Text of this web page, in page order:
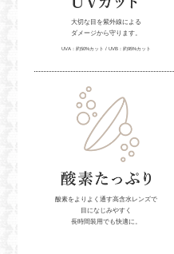
大切な目を紫外線による
ダメージから守ります。
UVA：約50%カット / UVB：約95%カット
酸素をよりよく通す高含水レンズで
目になじみやすく
長時間装用でも快適に。